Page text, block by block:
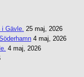
Gävle. 25 maj, 2026
4 maj, 2026
4 maj, 2026